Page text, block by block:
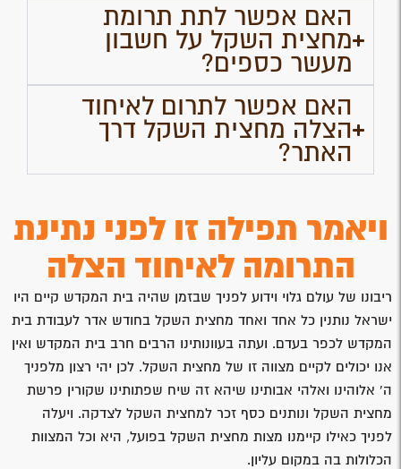
האם אפשר לתת תרומת
מחצית השקל על חשבון
מעשר כספים?
האם אפשר לתרום לאיחוד
הצלה מחצית השקל דרך
האתר?
ויאמר תפילה זו לפני נתינת
התרומה לאיחוד הצלה
ריבונו של עולם גלוי וידוע לפניך שבזמן שהיה בית המקדש קיים היו
ישראל נותנין כל אחד ואחד מחצית השקל בחודש אדר לעבודת בית
המקדש לכפר בעדם. ועתה בעוונותינו הרבים חרב בית המקדש ואין
אנו יכולים לקיים מצווה זו של מחצית השקל. לכן יהי רצון מלפניך
ה' אלוהינו ואלהי אבותינו שיהא זה שיח שפתותינו שקורין פרשת
מחצית השקל ונותנים כסף זכר למחצית השקל לצדקה. ויעלה
לפניך כאילו קיימנו מצות מחצית השקל בפועל, היא וכל המצוות
הכלולות בה במקום עליון.